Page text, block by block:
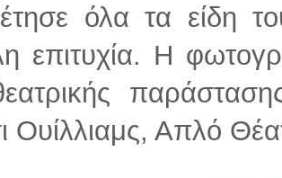
όλα τα είδη
επιτυχία. Η
Ουίλλιαμς, Απλό